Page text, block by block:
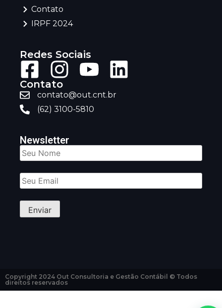
Contato
IRPF 2024
Redes Sociais
Contato
contato@out.cnt.br
(62) 3100-5810
Newsletter
Copyright 2024 Out Consultoria e Gestão Contábil © Todos
direitos reservados